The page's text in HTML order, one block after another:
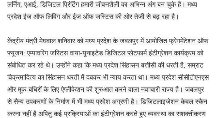
लर्निंग, एआई, डिजिटल प्रिंटिंग हमारी जीवनशैली का अभिन्न अंग बन चुके हैं। मध्य
प्रदेश ईज ऑफ लिविंग और ईज ऑफ जस्टिस की ओर तेजी से बढ़ रहा है।
केंद्रीय मंत्री मेघवाल शनिवार को मध्य प्रदेश के जबलपुर में आयोजित फ्रेगमेंटेशन ऑफ
फ्यूजन: एम्पावरिंग जस्टिस वाया-यूनाइटेड डिजिटल प्लेटफार्म इंटीग्रेशन कार्यक्रम को
संबोधित कर रहे थे। उन्होंने कहा कि मध्य प्रदेश सिंहासन बत्तीसी की धरती है, सम्राट
विक्रमादित्य का सिंहासन धरती में दबकर भी न्याय करता था। मध्य प्रदेश सीसीटीएनएस
और मूक-बधिरों के लिए ऐप्लीकेशन की शुरुआत करने वाला नवाचारी राज्य है। जबलपुर
से सैन्य उपकरणों के निर्माण में भी मध्य प्रदेश अग्रणी है। डिजिटलाइजेशन केवल स्कैन
करना नहीं है अपितु कई प्रक्रियाओं का इंटीग्रेशन करते हुए व्यवस्था का सशक्तीकरण